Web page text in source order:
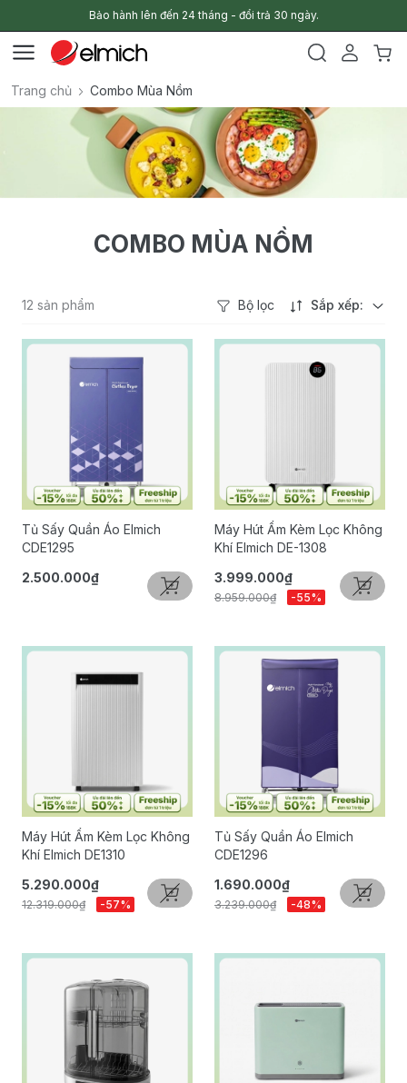
Bảo hành lên đến 24 tháng - đổi trả 30 ngày.
Trang chủ Combo Mùa Nồm
COMBO MÙA NỒM
12 sản phẩm Bộ lọc Sắp xếp:
Tủ Sấy Quần Áo Elmich
CDE1295
2.500.000₫
Máy Hút Ẩm Kèm Lọc Không
Khí Elmich DE-1308
3.999.000₫
8.959.000₫ -55%
Máy Hút Ẩm Kèm Lọc Không
Khí Elmich DE1310
5.290.000₫
12.319.000₫ -57%
Tủ Sấy Quần Áo Elmich
CDE1296
1.690.000₫
3.239.000₫ -48%